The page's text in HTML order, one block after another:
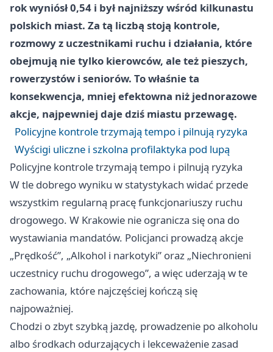
rok wyniósł 0,54 i był najniższy wśród kilkunastu
polskich miast. Za tą liczbą stoją kontrole,
rozmowy z uczestnikami ruchu i działania, które
obejmują nie tylko kierowców, ale też pieszych,
rowerzystów i seniorów. To właśnie ta
konsekwencja, mniej efektowna niż jednorazowe
akcje, najpewniej daje dziś miastu przewagę.
Policyjne kontrole trzymają tempo i pilnują ryzyka
Wyścigi uliczne i szkolna profilaktyka pod lupą
Policyjne kontrole trzymają tempo i pilnują ryzyka
W tle dobrego wyniku w statystykach widać przede
wszystkim regularną pracę funkcjonariuszy ruchu
drogowego. W Krakowie nie ogranicza się ona do
wystawiania mandatów. Policjanci prowadzą akcje
„Prędkość”, „Alkohol i narkotyki” oraz „Niechronieni
uczestnicy ruchu drogowego”, a więc uderzają w te
zachowania, które najczęściej kończą się
najpoważniej.
Chodzi o zbyt szybką jazdę, prowadzenie po alkoholu
albo środkach odurzających i lekceważenie zasad